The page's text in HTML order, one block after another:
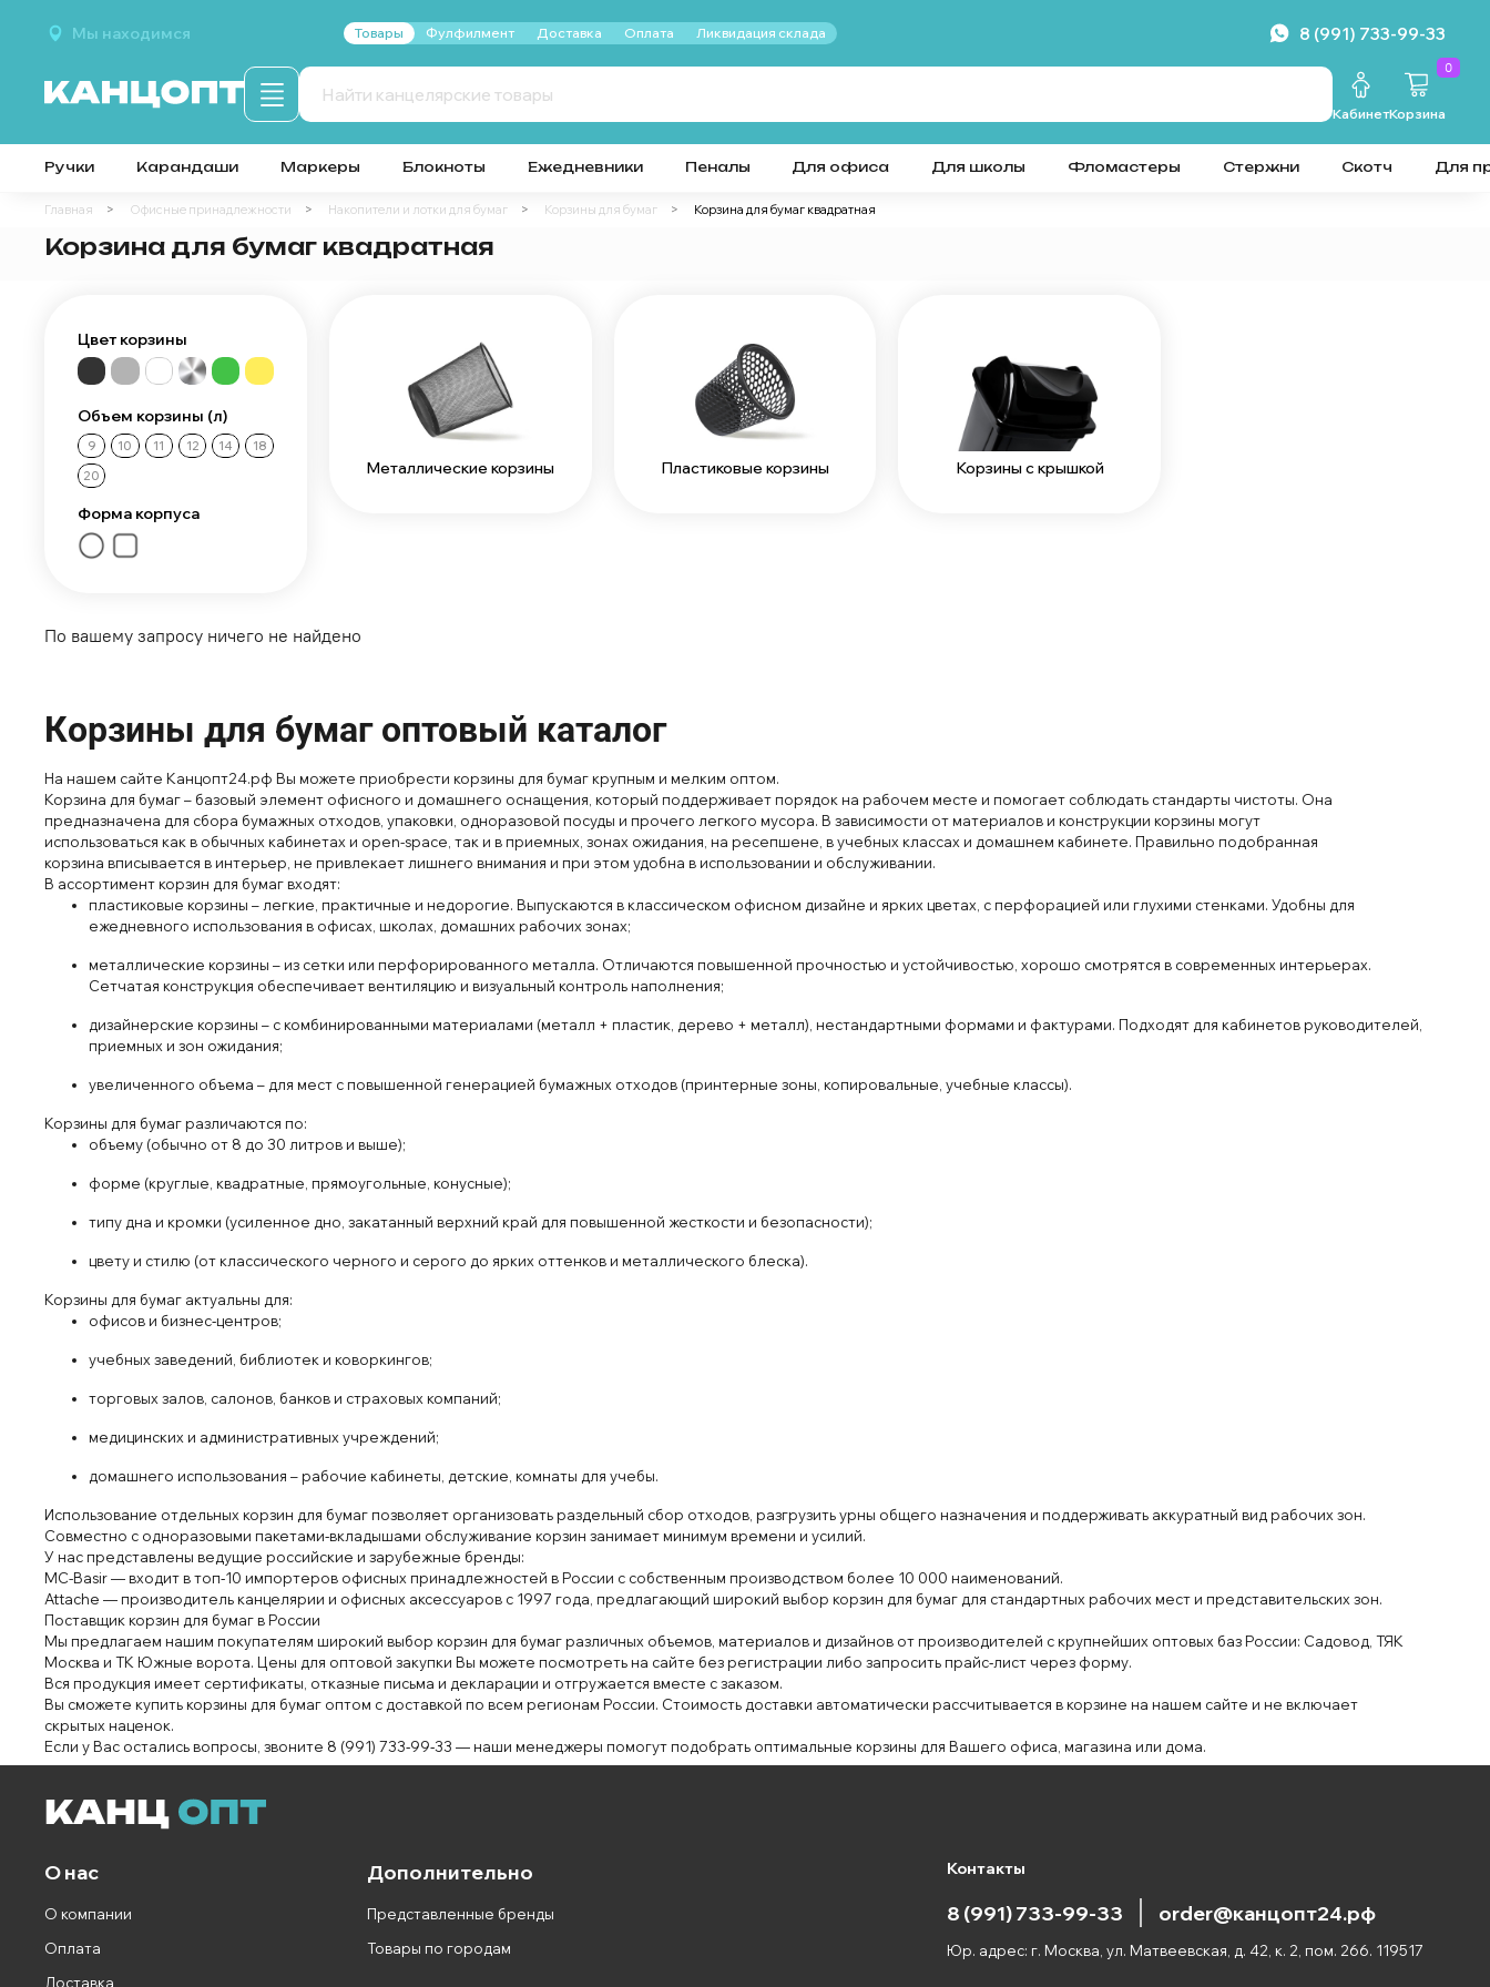
Мы находимся Товары Фулфилмент Доставка Оплата Ликвидация склада 8 (991) 733-99-33
КабинетКорзина
0
Ручки Карандаши Маркеры Блокноты Ежедневники Пеналы Для офиса Для школы Фломастеры Стержни Скотч Для
Главная Офисные принадлежности Накопители и лотки для бумаг Корзины для бумаг Корзина для бумаг квадратная
Корзина для бумаг квадратная
Цвет корзины
Объем корзины (л)
9 10 11 12 14
18
20
Форма корпуса
Металлические корзины Пластиковые корзины Корзины с крышкой
По вашему запросу ничего не найдено
Корзины для бумаг оптовый каталог
На нашем сайте Канцопт24.рф Вы можете приобрести корзины для бумаг крупным и мелким оптом.
Корзина для бумаг – базовый элемент офисного и домашнего оснащения, который поддерживает порядок на рабочем месте и помогает соблюдать стандарты чистоты. Она
предназначена для сбора бумажных отходов, упаковки, одноразовой посуды и прочего легкого мусора. В зависимости от материалов и конструкции корзины могут
использоваться как в обычных кабинетах и open-space, так и в приемных, зонах ожидания, на ресепшене, вучебных классах и домашнем кабинете. Правильно подобранная
корзина вписывается в интерьер, не привлекаетлишнего внимания и при этом удобна в использовании и обслуживании.
В ассортимент корзин для бумаг входят:
пластиковые корзины – легкие, практичные и недорогие. Выпускаются в классическом офисном дизайне и ярких цветах, с перфорацией или глухими стенками. Удобны для
ежедневного использования в офисах, школах, домашних рабочихзонах;
металлические корзины – из сетки или перфорированного металла. Отличаются повышенной прочностью и устойчивостью, хорошо смотрятся в современных интерьерах.
Сетчатая конструкция обеспечивает вентиляцию и визуальный контроль наполнения;
дизайнерские корзины – с комбинированными материалами (металл + пластик, дерево + металл), нестандартными формами и фактурами. Подходят для кабинетов руководителей,
приемных и зон ожидания;
увеличенного объема – для мест с повышенной генерацией бумажных отходов (принтерные зоны, копировальные, учебные классы).
Корзины для бумаг различаются по:
объему (обычно от 8 до 30 литров и выше);
форме (круглые, квадратные, прямоугольные, конусные);
типу дна и кромки (усиленное дно, закатанный верхний край для повышенной жесткости и безопасности);
цвету и стилю (от классического черного и серого до ярких оттенков и металлического блеска).
Корзины для бумаг актуальны для:
офисов и бизнес‑центров;
учебных заведений, библиотек и коворкингов;
торговыхзалов, салонов, банков и страховых компаний;
медицинских и административныхучреждений;
домашнего использования – рабочие кабинеты, детские, комнаты для учебы.
Использование отдельных корзин для бумаг позволяет организовать раздельный сбор отходов, разгрузитьурны общего назначения и поддерживать аккуратный вид рабочихзон.
Совместно с одноразовыми пакетами‑вкладышами обслуживание корзин занимает минимум времени и усилий.
У нас представлены ведущие российские и зарубежные бренды:
MC-Basir— входит в топ‑10 импортеров офисных принадлежностей в России с собственным производством более 10 000 наименований.
Attache — производитель канцелярии и офисных аксессуаров с 1997 года, предлагающий широкий выбор корзин для бумаг для стандартных рабочих мест и представительских зон.
Поставщик корзин для бумаг в России
Мы предлагаем нашим покупателям широкий выбор корзин для бумаг различных объемов, материалов и дизайнов от производителей с крупнейших оптовых баз России: Садовод, ТЯК
Москва и ТК Южные ворота. Цены для оптовой закупки Вы можете посмотреть на сайте без регистрации либо запросить прайс‑лист через форму.
Вся продукция имеет сертификаты, отказные письма и декларации и отгружается вместе с заказом.
Вы сможете купить корзины для бумаг оптом с доставкой по всем регионам России. Стоимость доставки автоматически рассчитывается в корзине на нашем сайте и не включает
скрытых наценок.
Если у Вас остались вопросы, звоните 8 (991) 733‑99‑33 — наши менеджеры помогут подобрать оптимальные корзины для Вашего офиса, магазина или дома.
О нас
О компании
Оплата
Доставка
Дополнительно
Представленные бренды
Товары по городам
Контакты
8 (991) 733-99-33 order@канцопт24.рф
Юр. адрес: г. Москва, ул. Матвеевская, д. 42, к. 2, пом. 266. 119517